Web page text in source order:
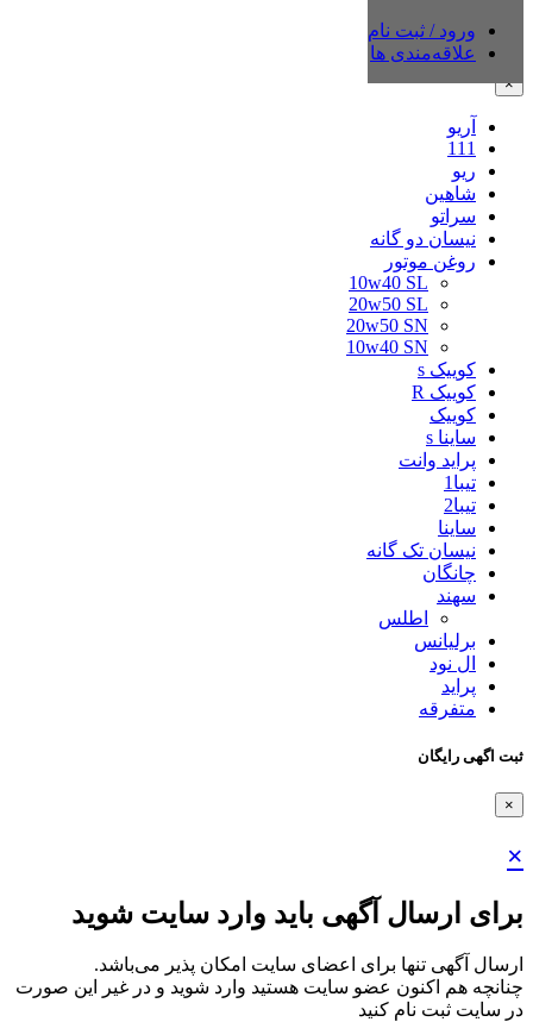
دسته‌بندی‌ها
×
آریو
111
ریو
شاهین
سراتو
نیسان دو گانه
روغن موتور
10w40 SL
20w50 SL
20w50 SN
10w40 SN
کوییک s
کوییک R
کوییک
ساینا s
پراید وانت
تیبا1
تیبا2
ساینا
نیسان تک گانه
چانگان
سهند
اطلس
برلیانس
ال نود
پراید
متفرقه
ثبت اگهی رایگان
×
×
برای ارسال آگهی باید وارد سایت شوید
ارسال آگهی تنها برای اعضای سایت امکان پذیر می‌باشد.
چنانچه هم‌ اکنون عضو سایت هستید وارد شوید و در غیر این صورت
در سایت ثبت نام کنید
ورود / ثبت نام
علاقه‌مندی ها